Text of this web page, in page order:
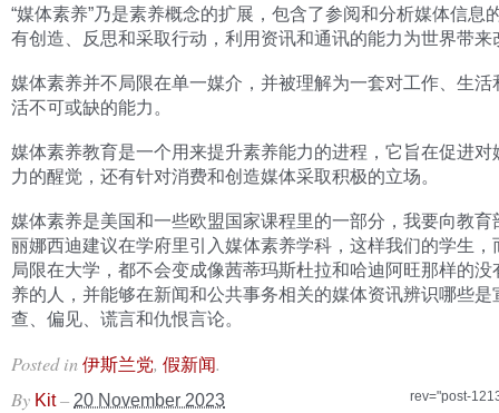
“媒体素养”乃是素养概念的扩展，包含了参阅和分析媒体信息
有创造、反思和采取行动，利用资讯和通讯的能力为世界带来
媒体素养并不局限在单一媒介，并被理解为一套对工作、生活
活不可或缺的能力。
媒体素养教育是一个用来提升素养能力的进程，它旨在促进对
力的醒觉，还有针对消费和创造媒体采取积极的立场。
媒体素养是美国和一些欧盟国家课程里的一部分，我要向教育
丽娜西迪建议在学府里引入媒体素养学科，这样我们的学生，
局限在大学，都不会变成像茜蒂玛斯杜拉和哈迪阿旺那样的没
养的人，并能够在新闻和公共事务相关的媒体资讯辨识哪些是
查、偏见、谎言和仇恨言论。
Posted in 伊斯兰党, 假新闻.
rev="post-
By Kit – 20 November 2023